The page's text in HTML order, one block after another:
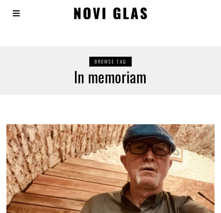
BROWSE TAG
In memoriam